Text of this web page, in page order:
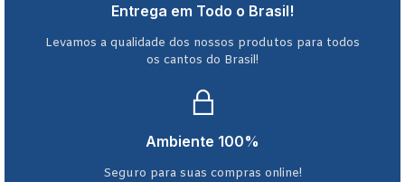
Entrega em Todo o Brasil!
Levamos a qualidade dos nossos produtos para todos
os cantos do Brasil!
Ambiente 100%
Seguro para suas compras online!